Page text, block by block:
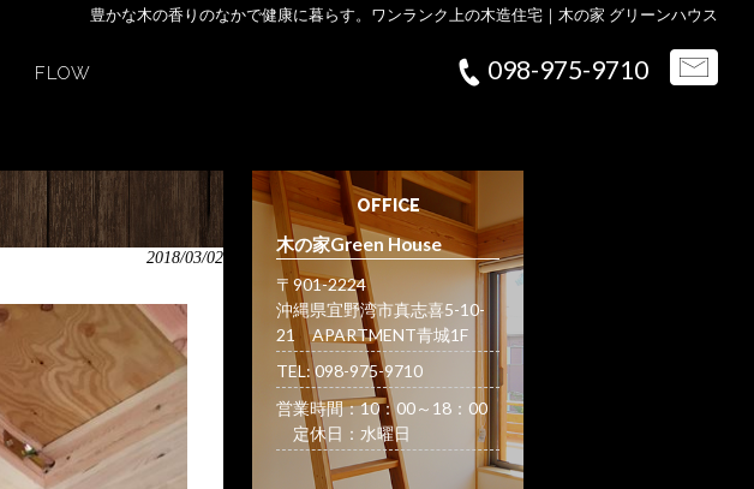
豊かな木の香りのなかで健康に暮らす。ワンランク上の木造住宅｜木の家 グリーンハウス
098-975-9710
FLOW
2018/03/02
OFFICE
木の家Green House
〒901-2224
沖縄県宜野湾市真志喜5-10-
21 APARTMENT青城1F
TEL: 098-975-9710
営業時間：10：00～18：00
定休日：水曜日